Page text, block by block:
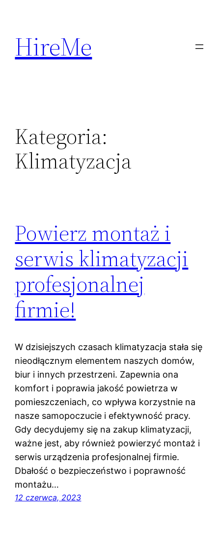
treści
HireMe
Kategoria:
Klimatyzacja
Powierz montaż i
serwis klimatyzacji
profesjonalnej
firmie!
W dzisiejszych czasach klimatyzacja stała się
nieodłącznym elementem naszych domów,
biur i innych przestrzeni. Zapewnia ona
komfort i poprawia jakość powietrza w
pomieszczeniach, co wpływa korzystnie na
nasze samopoczucie i efektywność pracy.
Gdy decydujemy się na zakup klimatyzacji,
ważne jest, aby również powierzyć montaż i
serwis urządzenia profesjonalnej firmie.
Dbałość o bezpieczeństwo i poprawność
montażu…
12 czerwca, 2023